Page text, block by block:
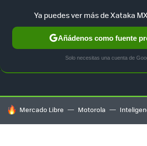
GUÍA DE COMPRAS
HOY SE HABLA DE
Mercado Libre Motorola
Ya puedes ver más de Xataka
Añádenos como fuente
Solo necesitas una cuenta de